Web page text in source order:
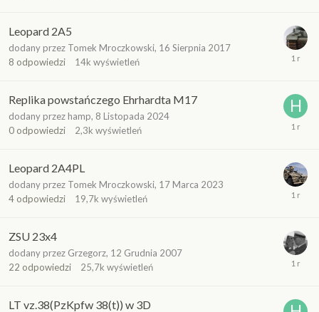
Leopard 2A5
dodany przez Tomek Mroczkowski, 16 Sierpnia 2017
8 odpowiedzi 14k wyświetleń
Replika powstańczego Ehrhardta M17
dodany przez hamp, 8 Listopada 2024
0 odpowiedzi 2,3k wyświetleń
Leopard 2A4PL
dodany przez Tomek Mroczkowski, 17 Marca 2023
4 odpowiedzi 19,7k wyświetleń
ZSU 23x4
dodany przez Grzegorz, 12 Grudnia 2007
22 odpowiedzi 25,7k wyświetleń
LT vz.38(PzKpfw 38(t)) w 3D